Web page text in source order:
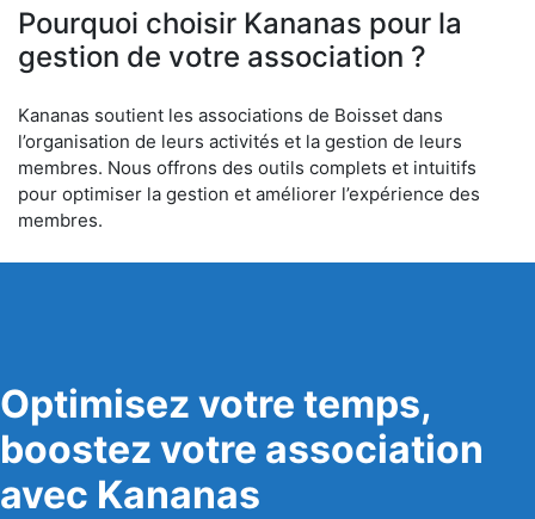
Pourquoi choisir Kananas pour la
gestion de votre association ?
Kananas soutient les associations de Boisset dans
l’organisation de leurs activités et la gestion de leurs
membres. Nous offrons des outils complets et intuitifs
pour optimiser la gestion et améliorer l’expérience des
membres.
Optimisez votre temps,
boostez votre association
avec Kananas